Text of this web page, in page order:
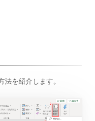
を紹介します。